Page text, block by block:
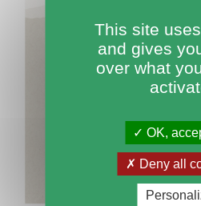
This site
and gives
over what
OK,
Deny all